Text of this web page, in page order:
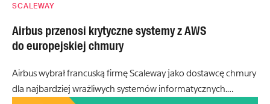
SCALEWAY
Airbus przenosi krytyczne systemy z AWS
do europejskiej chmury
Airbus wybrał francuską firmę Scaleway jako dostawcę chmury
dla najbardziej wrażliwych systemów informatycznych.…